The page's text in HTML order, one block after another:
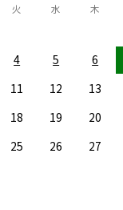
火 水 木
4 5 6
11 12 13
18 19 20
25 26 27